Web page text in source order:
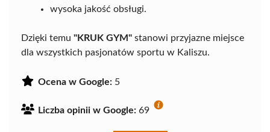
wysoka jakość obsługi.
Dzięki temu "KRUK GYM" stanowi przyjazne miejsce
dla wszystkich pasjonatów sportu w Kaliszu.
Ocena w Google: 5
Liczba opinii w Google: 69